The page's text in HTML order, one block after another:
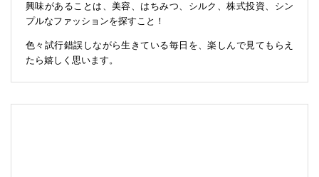
興味があることは、美容、はちみつ、シルク、株式投資、シン
プルなファッションを探すこと！
色々試行錯誤しながら生きている毎日を、楽しんで見てもらえ
たら嬉しく思います。